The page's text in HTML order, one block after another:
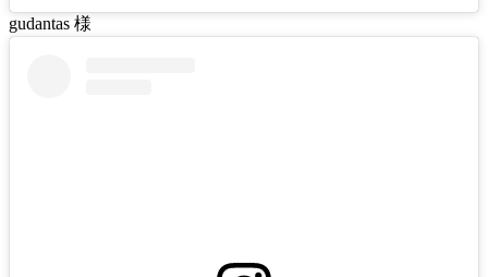
gudantas 様